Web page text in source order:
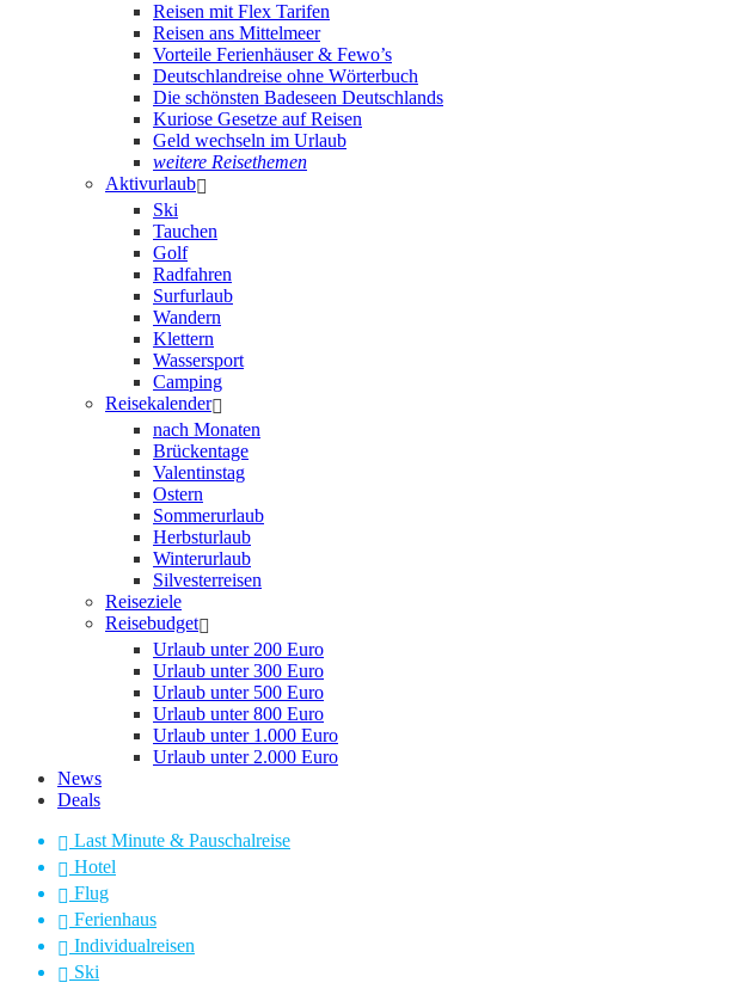
Reisen mit Flex Tarifen
Reisen ans Mittelmeer
Vorteile Ferienhäuser & Fewo’s
Deutschlandreise ohne Wörterbuch
Die schönsten Badeseen Deutschlands
Kuriose Gesetze auf Reisen
Geld wechseln im Urlaub
weitere Reisethemen
Aktivurlaub
Ski
Tauchen
Golf
Radfahren
Surfurlaub
Wandern
Klettern
Wassersport
Camping
Reisekalender
nach Monaten
Brückentage
Valentinstag
Ostern
Sommerurlaub
Herbsturlaub
Winterurlaub
Silvesterreisen
Reiseziele
Reisebudget
Urlaub unter 200 Euro
Urlaub unter 300 Euro
Urlaub unter 500 Euro
Urlaub unter 800 Euro
Urlaub unter 1.000 Euro
Urlaub unter 2.000 Euro
News
Deals
Last Minute & Pauschalreise
Hotel
Flug
Ferienhaus
Individualreisen
Ski